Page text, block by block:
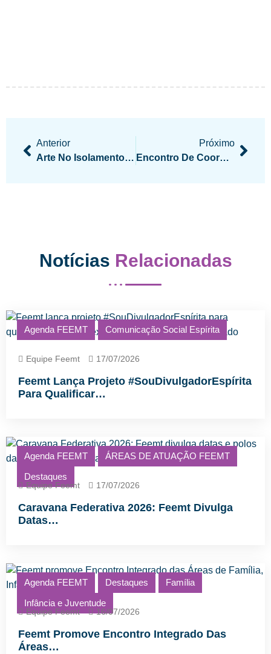
Anterior
Arte No Isolamento É Tema De Fórum Nacional De Arte Espírita
Próximo
Encontro De Coordenadores De Feemt – Regionais E Reunião Do Conselho Federativo Estadual Serão Online Em Julho De 2020
Notícias Relacionadas
Agenda FEEMT Comunicação Social Espírita
Equipe Feemt 17/07/2026
Feemt Lança Projeto #SouDivulgadorEspírita
Para Qualificar…
Agenda FEEMT
ÁREAS DE ATUAÇÃO FEEMT
Destaques
Equipe Feemt 17/07/2026
Caravana Federativa 2026: Feemt Divulga
Datas…
Agenda FEEMT Destaques
Família
Infância e Juventude
Equipe Feemt 16/07/2026
Feemt Promove Encontro Integrado Das
Áreas…